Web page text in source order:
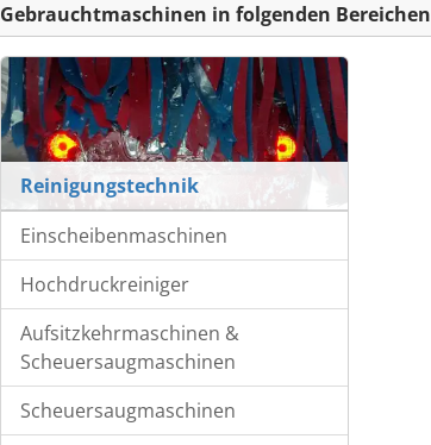
Gebrauchtmaschinen in folgenden Bereichen
Reinigungstechnik
Einscheibenmaschinen
Hochdruckreiniger
Aufsitzkehrmaschinen &
Scheuersaugmaschinen
Scheuersaugmaschinen